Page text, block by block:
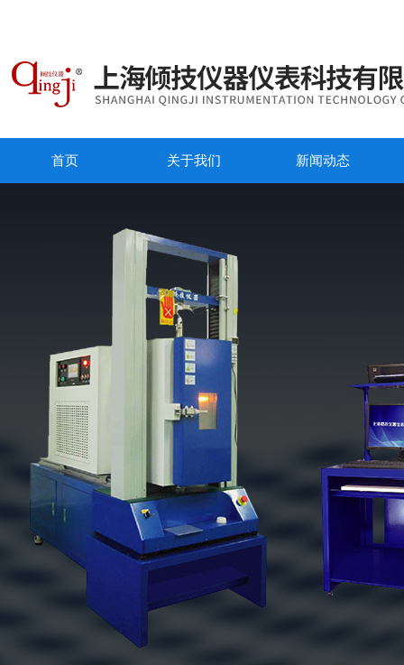
首页 关于我们 新闻动态